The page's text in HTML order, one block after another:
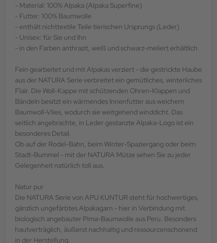
- Material: 100% Alpaka (Alpaka Superfine)
- Futter: 100% Baumwolle
- enthält nichttextile Teile tierischen Ursprungs (Leder)
- Unisex: für Sie und Ihn
- in den Farben anthrazit, weiß und schwarz-meliert erhältlich
Fein gearbeitet und mit Alpakas verziert - die gestrickte Haube
aus der NATURA Serie verbreitet ein gemütliches, winterliches
Flair. Die Woll-Kappe mit schützenden Ohren-Klappen und
Bändeln besitzt ein wärmendes Innenfutter aus weichem
Baumwoll-Vlies, wodurch sie weitgehend winddicht. Das
seitlich angebrachte, in Leder gestanzte Alpaka-Logo ist ein
besonderes Detail.
Ob auf der Rodel-Bahn, beim Winter-Spaziergang oder beim
Stadt-Bummel - mit der NATURA Mütze sehen Sie zu jeder
Gelegenheit natürlich toll aus.
Natur pur
Die NATURA Serie von APU KUNTUR steht für hochwertiges,
gänzlich ungefärbtes Alpakagarn - hier in Verbindung mit
biologisch angebauter Pima-Baumwolle aus Peru. Besonders
hautverträglich, äußerst nachhaltig und ressourcenschonend
in der Herstellung.